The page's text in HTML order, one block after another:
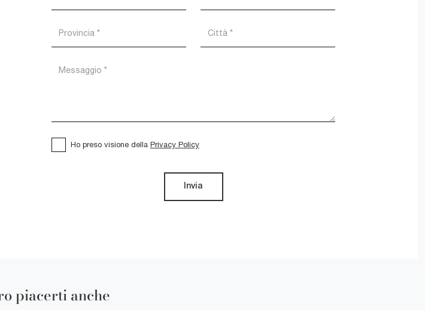
Ho preso visione della Privacy Policy
Invia
piacerti anche